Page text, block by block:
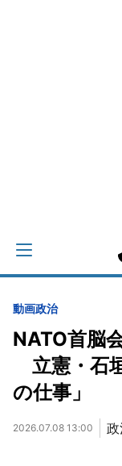
動画政治
NATO首脳
立憲・石
の仕事」
2026.07.08 13:00